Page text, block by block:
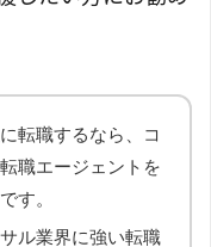
転職するなら、コ
職エージェントを
す。
ル業界に強い転職